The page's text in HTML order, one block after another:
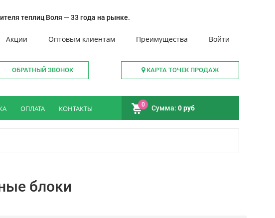
теплиц Воля — 33 года на рынке.
Акции Оптовым клиентам Преимущества Войти
КАРТА ТОЧЕК ПРОДАЖ
ОБРАТНЫЙ ЗВОНОК
ОПЛАТА КОНТАКТЫ 0 Сумма: 0 руб
блоки